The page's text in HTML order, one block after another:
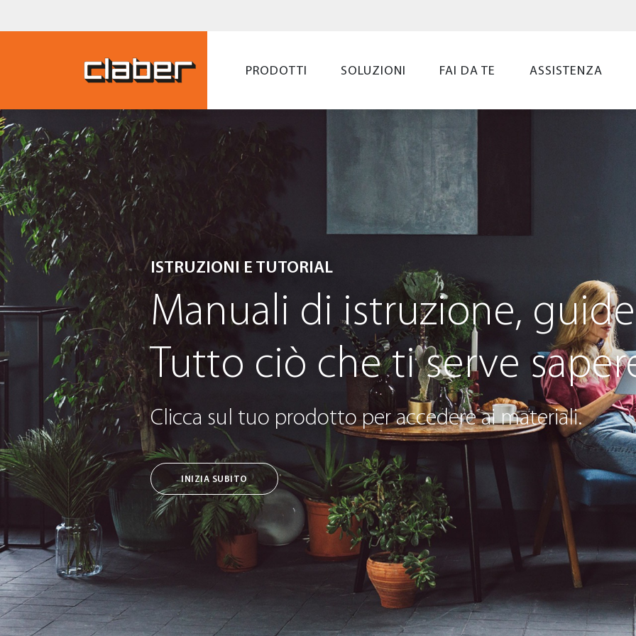
PRODOTTI SOLUZIONI FAI DA TE ASSISTENZA
ISTRUZIONI E TUTORIAL
Manuali di istruzione,
Tutto ciò che ti serve
Clicca sul tuo prodotto per accedere ai materiali.
INIZIA SUBITO